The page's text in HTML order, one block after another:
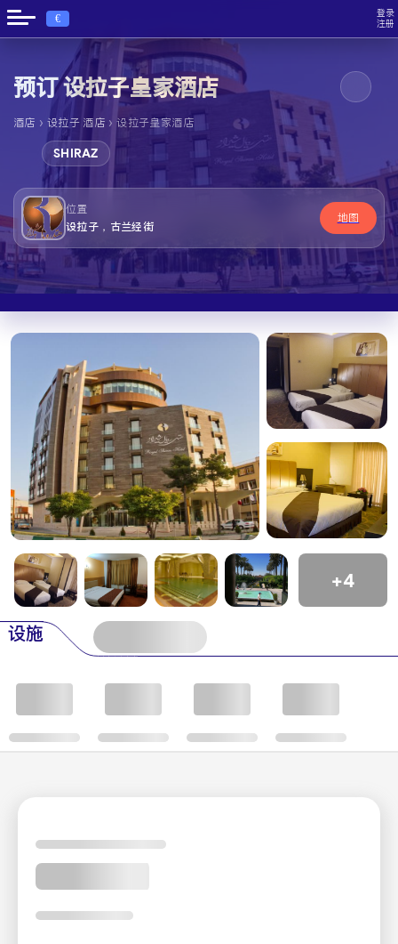
€
登录
注册
预订 设拉子皇家酒店
酒店 › 设拉子 酒店 › 设拉子皇家酒店
SHIRAZ
位置
设拉子，古兰经街
地图
+4
设施